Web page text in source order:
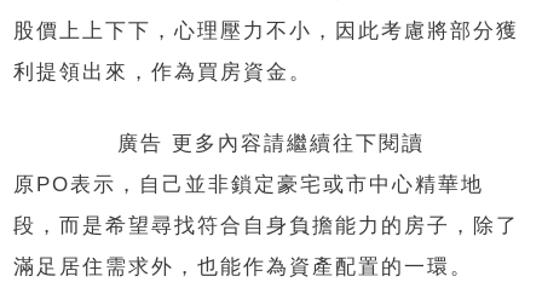
股價上上下下，心理壓力不小，因此考慮將部分獲
利提領出來，作為買房資金。
廣告 更多內容請繼續往下閱讀
原PO表示，自己並非鎖定豪宅或市中心精華地
段，而是希望尋找符合自身負擔能力的房子，除了
滿足居住需求外，也能作為資產配置的一環。